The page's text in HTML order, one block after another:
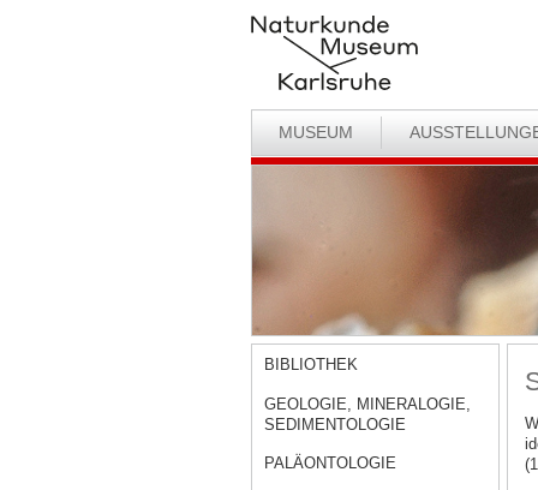
MUSEUM
BIBLIOTHEK
GEOLOGIE, MINERALOGIE,
SEDIMENTOLOGIE
PALÄONTOLOGIE